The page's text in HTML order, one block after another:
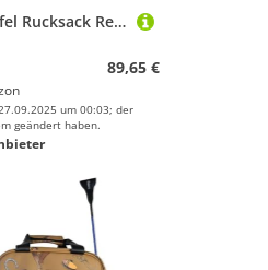
Sport Tent Stiefel Rucksack Reitsport Reitstiefel Rucksack mit Helmfach Reitstiefeltasche Mehrere Fächer Reiten Ausrüstung Reittasche Kinder Kombitasche Daypacks Schwarz
89,65 €
um 00:03; der
geändert haben.